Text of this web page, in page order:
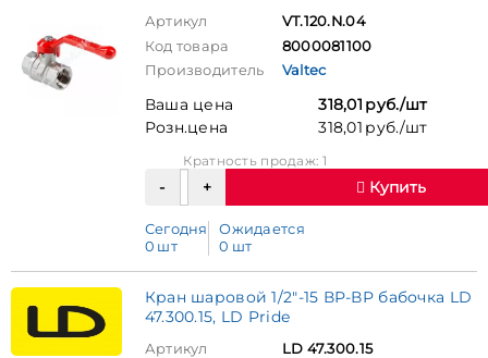
Артикул
VT.120.N.04
Код товара
8000081100
Производитель
Valtec
Ваша цена
318,01 руб./шт
Розн.цена
318,01 руб./шт
Кратность продаж: 1
Купить
Сегодня
0 шт
Ожидается
0 шт
Кран шаровой 1/2"-15 ВР-ВР бабочка LD
47.300.15, LD Pride
Артикул
LD 47.300.15